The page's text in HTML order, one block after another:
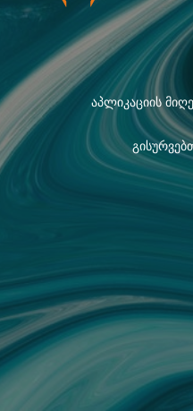
აპლიკაციის